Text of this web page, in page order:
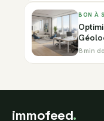
BON À
8 min
immofeed.